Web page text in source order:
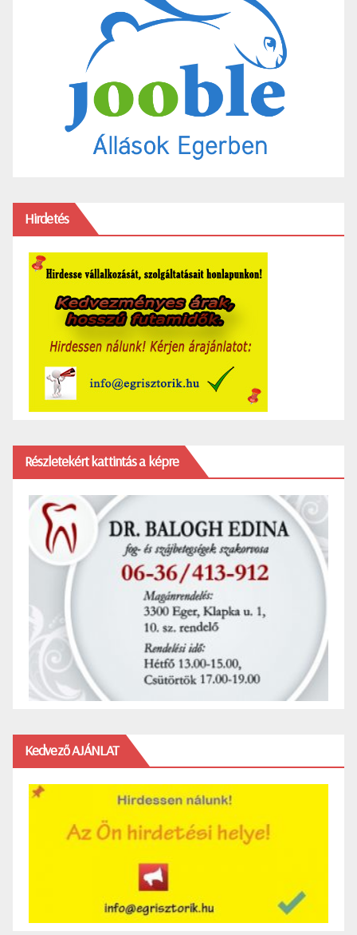
Hirdetés
Részletekért kattintás a képre
Kedvező AJÁNLAT